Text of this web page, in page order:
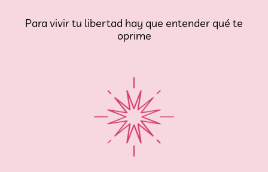
Para vivir tu libertad hay que entender qué te
oprime